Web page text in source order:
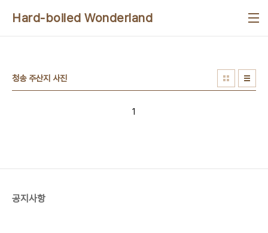
Hard-boiled Wonderland
청송 주산지 사진
1
공지사항